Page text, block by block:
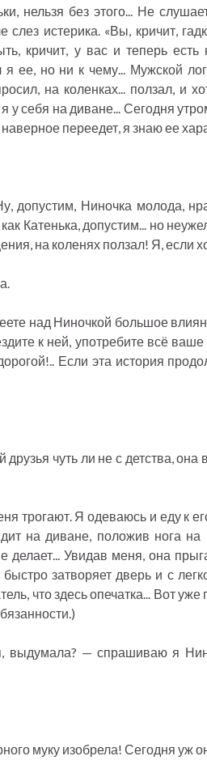
нельзя без этого... Не
слез истерика. «Вы, кричит,
кричит, у вас и теперь есть
ее, но ни к чему... Мужской
на коленках... ползал, и
у себя на диване... Сегодня
переедет, я знаю ее
Ниночка молода,
Катенька, допустим... но
на коленях ползал! Я, если
над Ниночкой большое
к ней, употребите всё
Если эта история
чуть ли не с детства, она
трогают. Я одеваюсь и еду к
на диване, положив нога на
делает... Увидав меня, она
затворяет дверь и с
что здесь опечатка... Вот
выдумала? — спрашиваю я
муку изобрела! Сегодня уж